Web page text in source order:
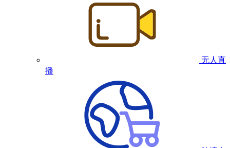
无人直
播